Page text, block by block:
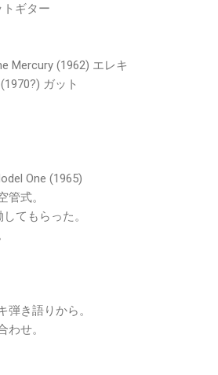
ギター
Mercury (1962) エレキ
ガット
One (1965)
管式。
てもらった。
弾き語りから。
わせ。